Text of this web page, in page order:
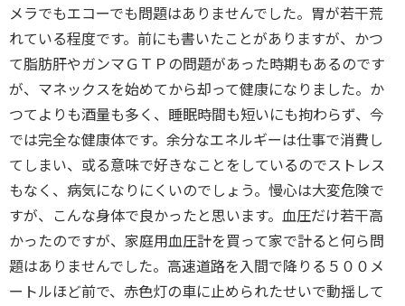
メラでもエコーでも問題はありませんでした。胃が若干荒
れている程度です。前にも書いたことがありますが、かつ
て脂肪肝やガンマＧＴＰの問題があった時期もあるのです
が、マネックスを始めてから却って健康になりました。か
つてよりも酒量も多く、睡眠時間も短いにも拘わらず、今
では完全な健康体です。余分なエネルギーは仕事で消費し
てしまい、或る意味で好きなことをしているのでストレス
もなく、病気になりにくいのでしょう。慢心は大変危険で
すが、こんな身体で良かったと思います。血圧だけ若干高
かったのですが、家庭用血圧計を買って家で計ると何ら問
題はありませんでした。高速道路を入間で降りる５００メ
ートルほど前で、赤色灯の車に止められたせいで動揺して